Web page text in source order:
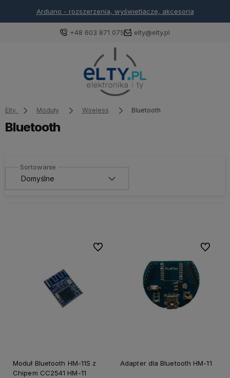
Arduino - rozszerzenia, wyświetlacze, akcesoria
+48 603 871 075 elty@elty.pl
Elty Moduły Wireless Bluetooth
Bluetooth
Moduł Bluetooth HM-11S z
Chipem CC2541 HM-11
Do ulubionych
Adapter dla Bluetooth HM-11
Do